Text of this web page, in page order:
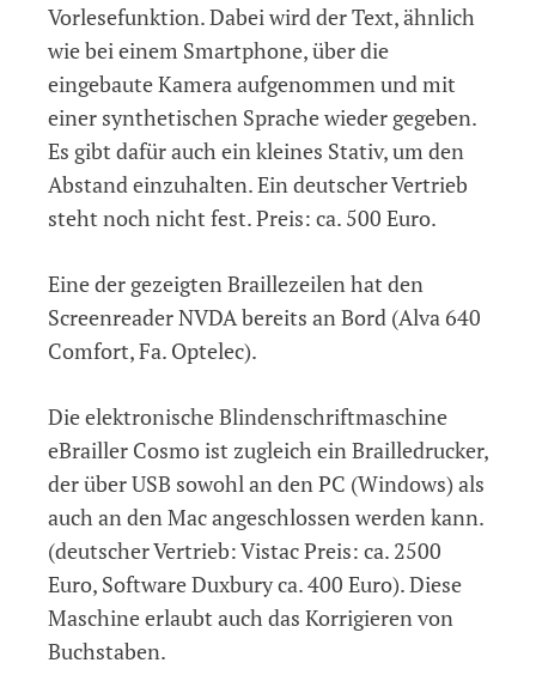
Vorlesefunktion. Dabei wird der Text, ähnlich
wie bei einem Smartphone, über die
eingebaute Kamera aufgenommen und mit
einer synthetischen Sprache wieder gegeben.
Es gibt dafür auch ein kleines Stativ, um den
Abstand einzuhalten. Ein deutscher Vertrieb
steht noch nicht fest. Preis: ca. 500 Euro.
Eine der gezeigten Braillezeilen hat den
Screenreader NVDA bereits an Bord (Alva 640
Comfort, Fa. Optelec).
Die elektronische Blindenschriftmaschine
eBrailler Cosmo ist zugleich ein Brailledrucker,
der über USB sowohl an den PC (Windows) als
auch an den Mac angeschlossen werden kann.
(deutscher Vertrieb: Vistac Preis: ca. 2500
Euro, Software Duxbury ca. 400 Euro). Diese
Maschine erlaubt auch das Korrigieren von
Buchstaben.